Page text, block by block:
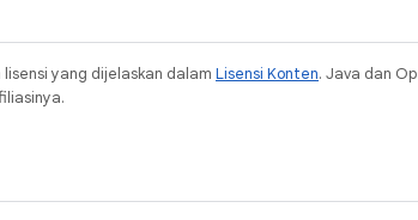
yang dijelaskan dalam Lisensi Konten. Java dan